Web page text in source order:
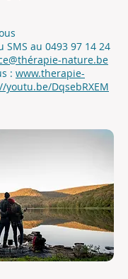
SMS au 0493 97 14 24
nature.be
: www.therapie-
youtu.be/DqsebRXEM